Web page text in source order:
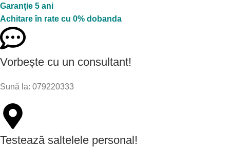
Garanție 5 ani
Achitare în rate cu 0% dobanda
Vorbește cu un consultant!
Sună la: 079220333
Testează saltelele personal!